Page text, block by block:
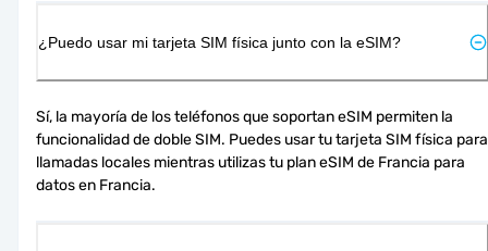
¿Puedo usar mi tarjeta SIM física junto con la eSIM?
Sí, la mayoría de los teléfonos que soportan eSIM permiten la
funcionalidad de doble SIM. Puedes usar tu tarjeta SIM física para
llamadas locales mientras utilizas tu plan eSIM de Francia para
datos en Francia.